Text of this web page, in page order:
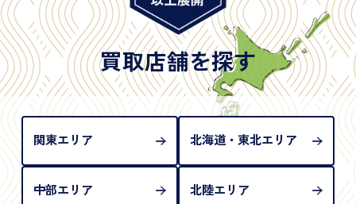
※日本国政府発行のもの
※2020年2月4日以降に申請された新型パスポートに
は「所持人記入欄（住所記載欄）」が存在しないた
め、単体では古物営業法上の本人確認書類として認
められない（住所確認ができないため）。補助書類
が必要となります
買取店舗を探す
関東エリア 北海道・東北エリア
中部エリア 北陸エリア